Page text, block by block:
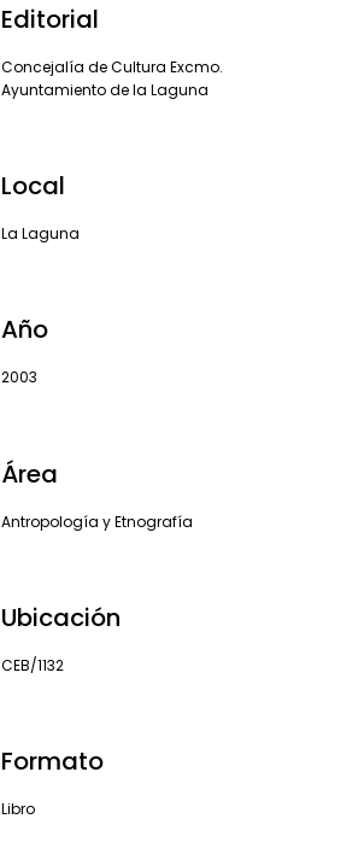
Editorial
Concejalía de Cultura Excmo.
Ayuntamiento de la Laguna
Local
La Laguna
Año
2003
Área
Antropología y Etnografía
Ubicación
CEB/1132
Formato
Libro